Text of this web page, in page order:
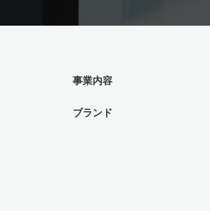
事業内容
ブランド